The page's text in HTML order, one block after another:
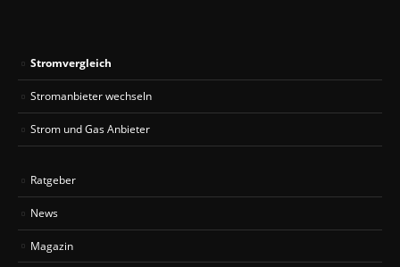
Stromvergleich
Stromanbieter wechseln
Strom und Gas Anbieter
Ratgeber
News
Magazin